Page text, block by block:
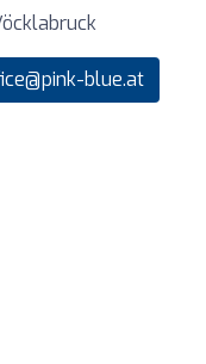
blue.at